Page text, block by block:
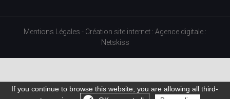
Mentions Légales - Création site internet : Agence digitale :
Netskiss
If you continue to browse this website, you are allowing all third-